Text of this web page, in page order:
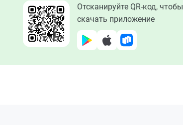
Отсканируйте QR-код, чтобы
скачать приложение